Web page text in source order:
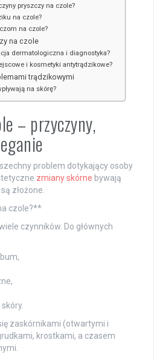
pryszczy na czole?
na czole?
na czole?
na czole
dermatologiczna i diagnostyka?
i kosmetyki antytrądzikowe?
trądzikowymi
na skórę?
– przyczyny,
problem dotykający osoby
zmiany skórne bywają
złożone.
czole?**
czynników. Do głównych
zaskórnikami (otwartymi i
krostkami, a czasem